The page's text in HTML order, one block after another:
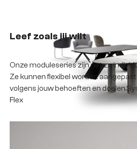
Leef zoals jij wilt
Onze moduleseries zijn net zo
Ze kunnen flexibel worden
volgens jouw behoeften en
Flex